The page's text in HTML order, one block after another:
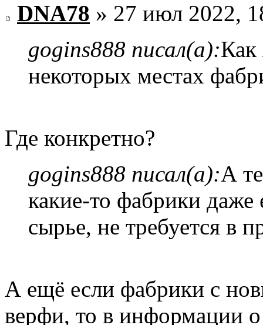
DNA78 » 27 июл 2022,
gogins888 писал(а):Как
некоторых местах
Где конкретно?
gogins888 писал(а):А
какие-то фабрики даже
сырье, не требуется в
А ещё если фабрики с
верфи, то в информации